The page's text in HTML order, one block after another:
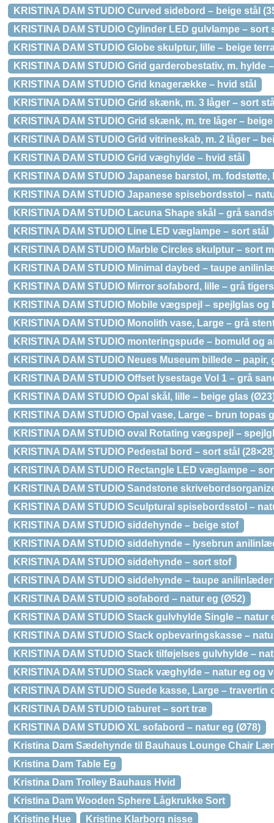
KRISTINA DAM STUDIO Curved sidebord – beige stål
KRISTINA DAM STUDIO Cylinder LED gulvlampe – sort
KRISTINA DAM STUDIO Globe skulptur, lille – beige
KRISTINA DAM STUDIO Grid garderobestativ, m. hylde
KRISTINA DAM STUDIO Grid knagerække – hvid stål
KRISTINA DAM STUDIO Grid skænk, m. 3 låger – sort
KRISTINA DAM STUDIO Grid skænk, m. tre låger –
KRISTINA DAM STUDIO Grid vitrineskab, m. 2 låger –
KRISTINA DAM STUDIO Grid væghylde – hvid stål
KRISTINA DAM STUDIO Japanese barstol, m.
KRISTINA DAM STUDIO Japanese spisebordsstol –
KRISTINA DAM STUDIO Lacuna Shape skål – grå
KRISTINA DAM STUDIO Line LED væglampe – sort stål
KRISTINA DAM STUDIO Marble Circles skulptur – sort
KRISTINA DAM STUDIO Minimal daybed – taupe
KRISTINA DAM STUDIO Mirror sofabord, lille – grå
KRISTINA DAM STUDIO Mobile vægspejl – spejlglas og
KRISTINA DAM STUDIO Monolith vase, Large – grå
KRISTINA DAM STUDIO monteringspude – bomuld og
KRISTINA DAM STUDIO Neues Museum billede –
KRISTINA DAM STUDIO Offset lysestage Vol 1 – grå
KRISTINA DAM STUDIO Opal skål, lille – beige glas
KRISTINA DAM STUDIO Opal vase, Large – brun topas
KRISTINA DAM STUDIO oval Rotating vægspejl –
KRISTINA DAM STUDIO Pedestal bord – sort stål
KRISTINA DAM STUDIO Rectangle LED væglampe –
KRISTINA DAM STUDIO Sandstone
KRISTINA DAM STUDIO Sculptural spisebordsstol –
KRISTINA DAM STUDIO siddehynde – beige stof
KRISTINA DAM STUDIO siddehynde – lysebrun
KRISTINA DAM STUDIO siddehynde – sort stof
KRISTINA DAM STUDIO siddehynde – taupe anilinlæder
KRISTINA DAM STUDIO sofabord – natur eg (Ø52)
KRISTINA DAM STUDIO Stack gulvhylde Single – natur
KRISTINA DAM STUDIO Stack opbevaringskasse –
KRISTINA DAM STUDIO Stack tilføjelses gulvhylde –
KRISTINA DAM STUDIO Stack væghylde – natur eg og
KRISTINA DAM STUDIO Suede kasse, Large –
KRISTINA DAM STUDIO taburet – sort træ
KRISTINA DAM STUDIO XL sofabord – natur eg (Ø78)
Kristina Dam Sædehynde til Bauhaus Lounge Chair
Kristina Dam Table Eg
Kristina Dam Trolley Bauhaus Hvid
Kristina Dam Wooden Sphere Lågkrukke Sort
Kristine Hue
Kristine Klarborg nisse